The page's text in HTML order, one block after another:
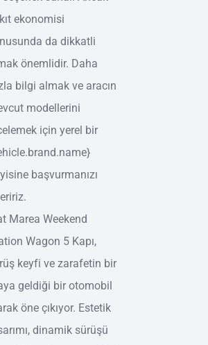
ekonomisi
da dikkatli
önemlidir. Daha
bilgi almak ve aracın
modellerini
için yerel bir
başvurmanızı
Marea Weekend
Wagon 5 Kapı,
keyfi ve zarafetin bir
geldiği bir otomobil
öne çıkıyor. Estetik
dinamik sürüşü